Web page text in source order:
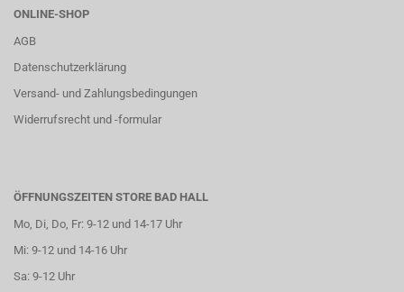
ONLINE-SHOP
AGB
Datenschutzerklärung
Versand- und Zahlungsbedingungen
Widerrufsrecht und -formular
ÖFFNUNGSZEITEN STORE BAD HALL
Mo, Di, Do, Fr: 9-12 und 14-17 Uhr
Mi: 9-12 und 14-16 Uhr
Sa: 9-12 Uhr